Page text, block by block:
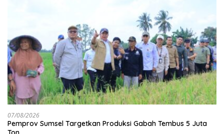
07/08/2026
Pemprov Sumsel Targetkan Produksi Gabah Tembus 5 Juta